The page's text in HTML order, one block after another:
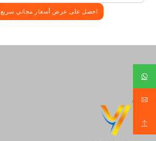
احصل على عرض أسعار مجاني سريع